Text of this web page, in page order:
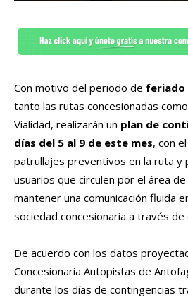
Con motivo del periodo de feriado
tanto las rutas concesionadas
Vialidad, realizarán un plan de
días del 5 al 9 de este mes, con
patrullajes preventivos en la ruta y
usuarios que circulen por el área
mantener una comunicación fluida
sociedad concesionaria a través
De acuerdo con los datos
Concesionaria Autopistas de
durante los días de contingencias